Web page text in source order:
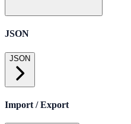
JSON
JSON
Import / Export